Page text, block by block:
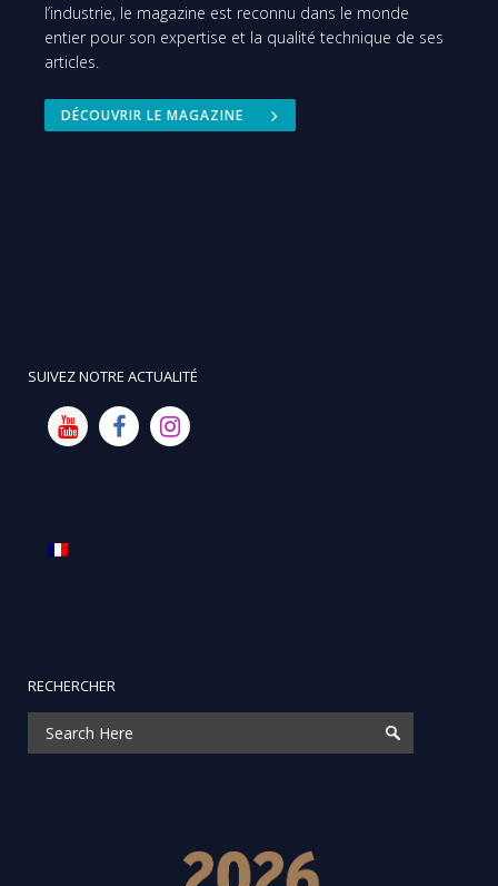
l’industrie, le magazine est reconnu dans le monde
entier pour son expertise et la qualité technique de ses
articles.
DÉCOUVRIR LE MAGAZINE
SUIVEZ NOTRE ACTUALITÉ
RECHERCHER